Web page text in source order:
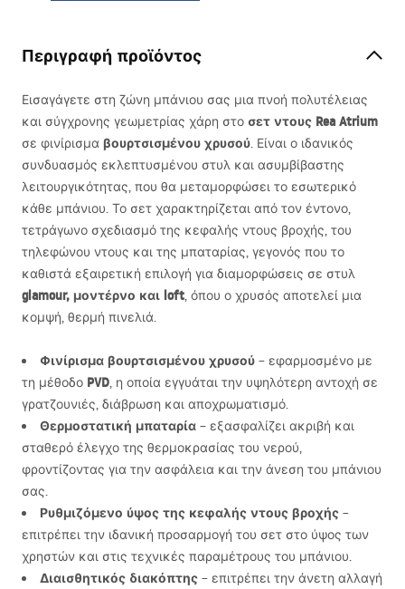
Περιγραφή προϊόντος
Εισαγάγετε στη ζώνη μπάνιου σας μια πνοή πολυτέλειας
και σύγχρονης γεωμετρίας χάρη στο σετ ντους Rea Atrium
σε φινίρισμα βουρτσισμένου χρυσού. Είναι ο ιδανικός
συνδυασμός εκλεπτυσμένου στυλ και ασυμβίβαστης
λειτουργικότητας, που θα μεταμορφώσει το εσωτερικό
κάθε μπάνιου. Το σετ χαρακτηρίζεται από τον έντονο,
τετράγωνο σχεδιασμό της κεφαλής ντους βροχής, του
τηλεφώνου ντους και της μπαταρίας, γεγονός που το
καθιστά εξαιρετική επιλογή για διαμορφώσεις σε στυλ
glamour, μοντέρνο και loft, όπου ο χρυσός αποτελεί μια
κομψή, θερμή πινελιά.
Φινίρισμα βουρτσισμένου χρυσού – εφαρμοσμένο με
τη μέθοδο PVD, η οποία εγγυάται την υψηλότερη αντοχή σε
γρατζουνιές, διάβρωση και αποχρωματισμό.
Θερμοστατική μπαταρία – εξασφαλίζει ακριβή και
σταθερό έλεγχο της θερμοκρασίας του νερού,
φροντίζοντας για την ασφάλεια και την άνεση του μπάνιου
σας.
Ρυθμιζόμενο ύψος της κεφαλής ντους βροχής –
επιτρέπει την ιδανική προσαρμογή του σετ στο ύψος των
χρηστών και στις τεχνικές παραμέτρους του μπάνιου.
Διαισθητικός διακόπτης – επιτρέπει την άνετη αλλαγή